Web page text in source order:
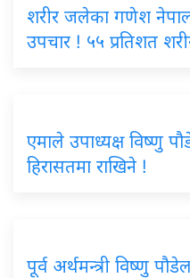
शरीर जलेका गणेश
उपचार ! ५५ प्रतिशत
एमाले उपाध्यक्ष विष्णु
हिरासतमा राखिने !
पूर्व अर्थमन्त्री विष्णु